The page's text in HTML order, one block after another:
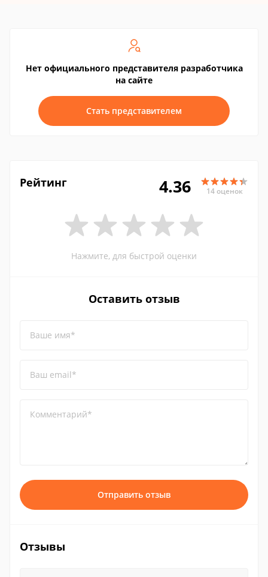
Нет официального представителя разработчика
на сайте
Стать представителем
Рейтинг 4.36 14 оценок
Нажмите, для быстрой оценки
Оставить отзыв
Ваше имя*
Ваш email*
Комментарий*
Отправить отзыв
Отзывы